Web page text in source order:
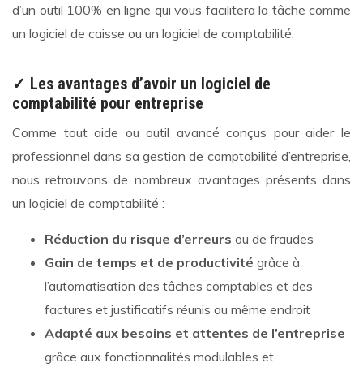
d’un outil 100% en ligne qui vous facilitera la tâche comme
un logiciel de caisse ou un logiciel de comptabilité.
✓ Les avantages d’avoir un logiciel de
comptabilité pour entreprise
Comme tout aide ou outil avancé conçus pour aider le
professionnel dans sa gestion de comptabilité d’entreprise,
nous retrouvons de nombreux avantages présents dans
un logiciel de comptabilité :
Réduction du risque d’erreurs ou de fraudes
Gain de temps et de productivité grâce à
l’automatisation des tâches comptables et des
factures et justificatifs réunis au même endroit
Adapté aux besoins et attentes de l’entreprise
grâce aux fonctionnalités modulables et